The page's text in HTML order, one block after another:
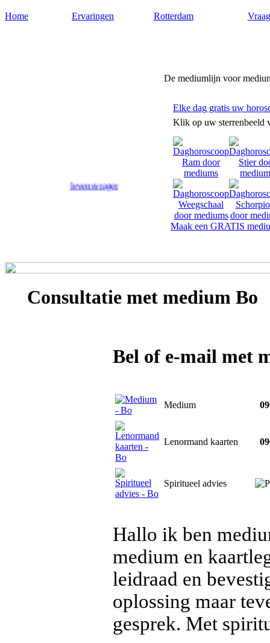
Home Ervaringen Rotterdam
De mediumlijn voor
op uw levensvragen.
Elke dag gratis uw
Klik op uw sterrenbeeld
Maak een GRATIS
Consultatie met medium Bo
Bel of e-mail met
Medium
Lenormand kaarten
Spiritueel advies
Hallo ik ben
medium en
leidraad en
oplossing maar
gesprek. Met